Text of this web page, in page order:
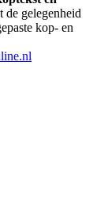
de gelegenheid
kop- en